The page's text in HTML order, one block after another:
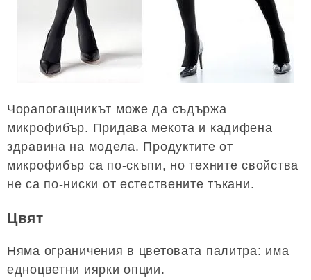
Чорапогащникът може да съдържа
микрофибър. Придава мекота и кадифена
здравина на модела. Продуктите от
микрофибър са по-скъпи, но техните свойства
не са по-ниски от естествените тъкани.
Цвят
Няма ограничения в цветовата палитра: има
едноцветни иярки опции.